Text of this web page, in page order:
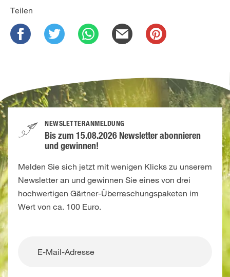
Teilen
NEWSLETTERANMELDUNG
Bis zum 15.08.2026 Newsletter abonnieren
und gewinnen!
Melden Sie sich jetzt mit wenigen Klicks zu unserem
Newsletter an und gewinnen Sie eines von drei
hochwertigen Gärtner-Überraschungspaketen im
Wert von ca. 100 Euro.